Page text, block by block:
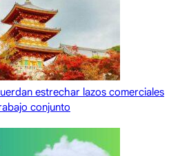
estrechar lazos comerciales
conjunto